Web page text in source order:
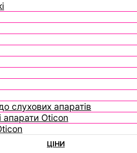
слухових апаратів
апарати Oticon
ЦІНИ